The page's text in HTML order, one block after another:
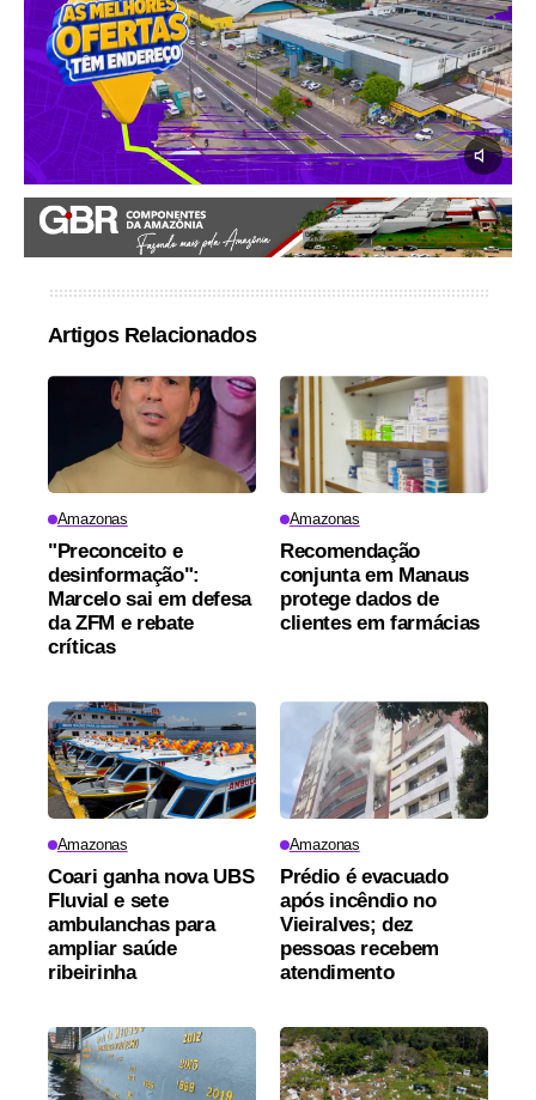
Artigos Relacionados
Amazonas
"Preconceito e
desinformação":
Marcelo sai em defesa
da ZFM e rebate
críticas
Amazonas
Recomendação
conjunta em Manaus
protege dados de
clientes em farmácias
Amazonas
Coari ganha nova UBS
Fluvial e sete
ambulanchas para
ampliar saúde
ribeirinha
Amazonas
Prédio é evacuado
após incêndio no
Vieiralves; dez
pessoas recebem
atendimento